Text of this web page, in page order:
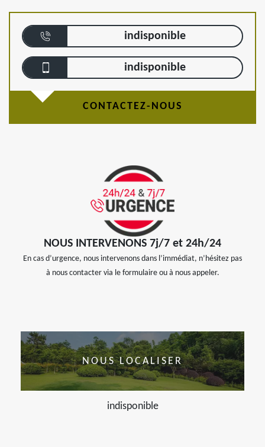
indisponible
indisponible
CONTACTEZ-NOUS
NOUS INTERVENONS 7j/7 et 24h/24
En cas d’urgence, nous intervenons dans l’immédiat, n’hésitez pas
à nous contacter via le formulaire ou à nous appeler.
NOUS LOCALISER
indisponible